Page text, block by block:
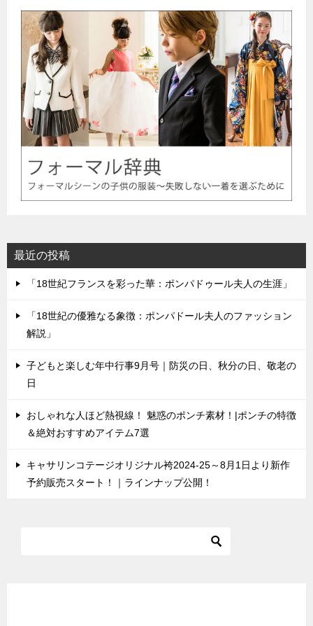
最近の投稿
「18世紀フランスを彩った華：ポンパドゥール夫人の生涯」
「18世紀の優雅なる象徴：ポンパドール夫人のファッション
解説」
子どもと楽しむ年中行事9月号｜防災の日、秋分の日、敬老の
日
おしゃれな人ほど熱視線！ 魅惑のポンチ素材！|ポンチの特徴
＆絶対おすすめアイテム7選
キャサリンコテージオリジナル袴2024-25～8月1日より新作
予約販売スタート！｜ラインナップ公開！